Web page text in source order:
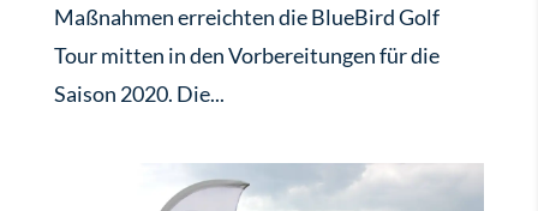
Maßnahmen erreichten die BlueBird Golf
Tour mitten in den Vorbereitungen für die
Saison 2020. Die...